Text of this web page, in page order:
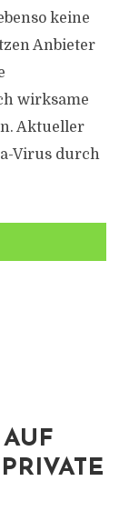
keine
Anbieter
wirksame
Aktueller
Virus durch